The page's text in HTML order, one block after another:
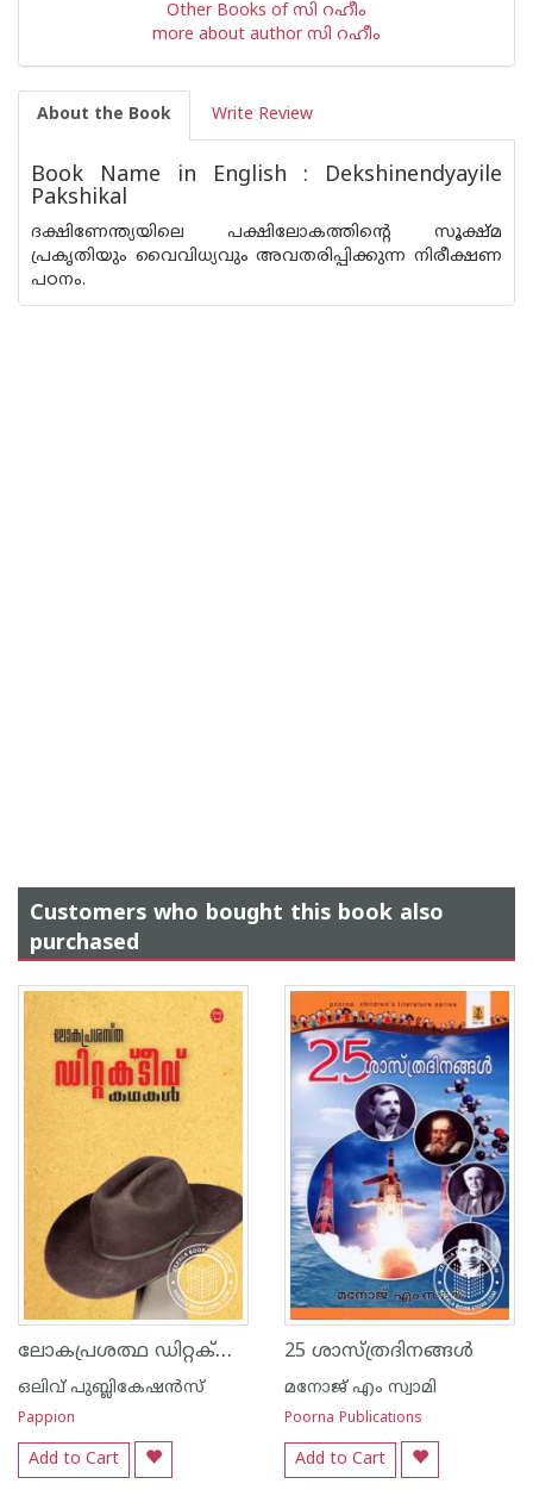
Other Books of സി റഹീം
more about author സി റഹീം
About the Book Write Review
Book Name in English : Dekshinendyayile
Pakshikal
ദക്ഷിണേന്ത്യയിലെ പക്ഷിലോകത്തിന്റെ സൂക്ഷ്മ
പ്രകൃതിയും വൈവിധ്യവും അവതരിപ്പിക്കുന്ന നിരീക്ഷണ
പഠനം.
Customers who bought this book also
purchased
ലോകപ്രശത്ഥ ഡിറ്റക്റ്റീവ് കഥകള്‍
ഒലിവ് പുബ്ലികേഷ‌ന്‍സ്
Pappion
Add to Cart
25 ശാസ്ത്രദിനങ്ങള്‍
മനോജ് എം സ്വാമി
Poorna Publications
Add to Cart